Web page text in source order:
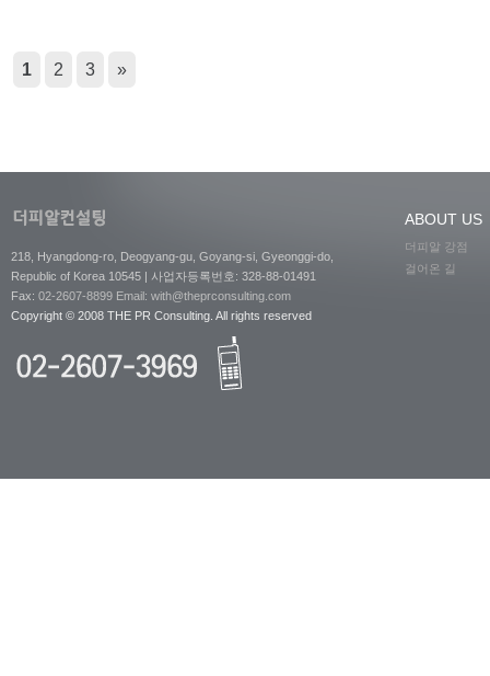
1 2 3 »
218, Hyangdong-ro, Deogyang-gu, Goyang-si, Gyeonggi-do,
Republic of Korea 10545 | 사업자등록번호: 328-88-01491
Fax: 02-2607-8899 Email: with@theprconsulting.com
Copyright © 2008 THE PR Consulting. All rights reserved
ABOUT US
더피알 강점
걸어온 길